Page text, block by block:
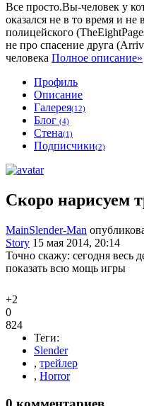
Все просто.Вы-человек у
оказался не в то время и
полицейского
не про спасение друга
человека Полное описание»
Профиль
Описание
Галерея(12)
Блог (4)
Стена(1)
Подписчики(2)
Скоро нарисуем
MainSlender-Man
Story 15 мая 2014, 20:14
Точно скажу: сегодня весь
показать всю мощь игры
+2
0
824
Теги:
Slender
, трейлер
, Horror